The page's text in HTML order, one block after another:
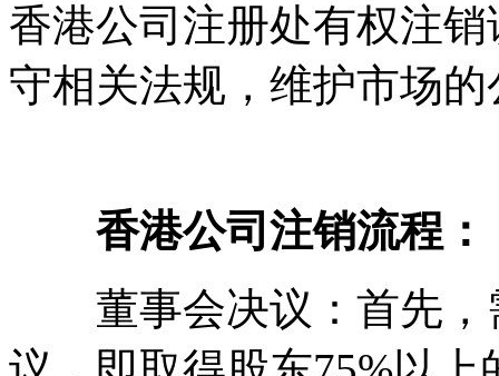
香港公司注册处有权注
守相关法规，维护市场
香港公司注销流程：
董事会决议：首先，